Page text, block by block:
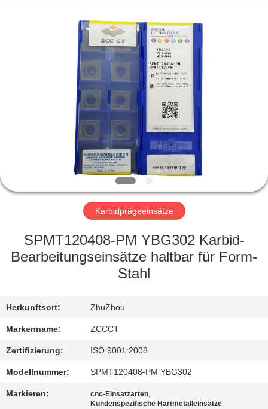
PRODUKTE
FABRIK-
QUALITÄTSKONTROLLE
SIE
MIT
UNS
IN
VERBINDUNG
Karbidprägeeinsätze
SPMT120408-PM YBG302 Karbid-
Bearbeitungseinsätze haltbar für Form-
Stahl
Herkunftsort: ZhuZhou
Markenname: ZCCCT
Zertifizierung: ISO 9001:2008
Modellnummer: SPMT120408-PM YBG302
Markieren: cnc-Einsatzarten,
Kundenspezifische Hartmetalleinsätze